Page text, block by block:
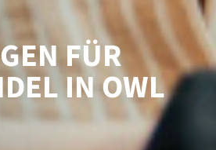
FÜR
IN OWL